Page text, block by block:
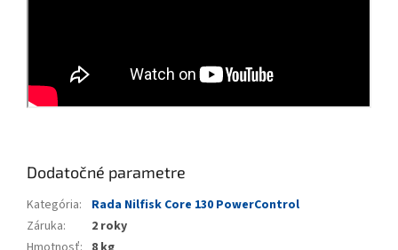
Dodatočné parametre
Kategória:
Rada Nilfisk Core 130 PowerControl
Záruka:
2 roky